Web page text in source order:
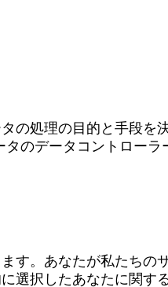
の処理の目的と手段を
のデータコントローラ
す。あなたが私たちの
選択したあなたに関す